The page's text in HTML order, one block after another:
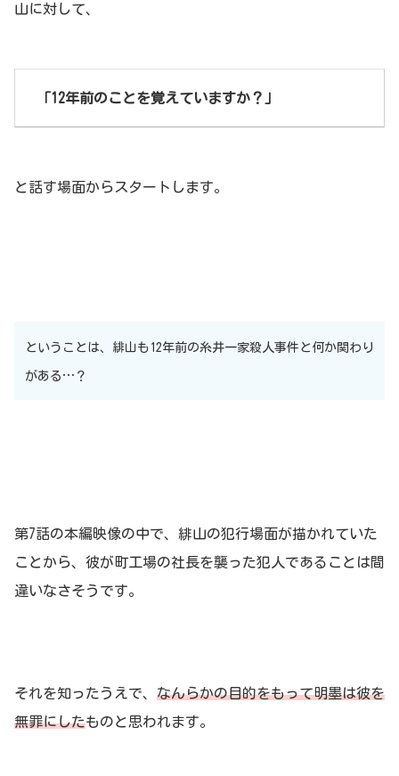
山に対して、
「12年前のことを覚えていますか？」
と話す場面からスタートします。
ということは、緋山も12年前の糸井一家殺人事件と何か関わり
がある…？
第7話の本編映像の中で、緋山の犯行場面が描かれていた
ことから、彼が町工場の社長を襲った犯人であることは間
違いなさそうです。
それを知ったうえで、 なんらかの目的をもって明墨は彼を
無罪にしたものと思われます。